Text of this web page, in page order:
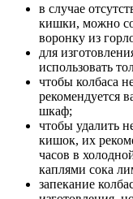
в случае
кишки, можно
воронку из
для
использовать
чтобы колбаса
рекомендуется
шкаф;
чтобы удалить
кишок, их
часов в
каплями сока
запекание